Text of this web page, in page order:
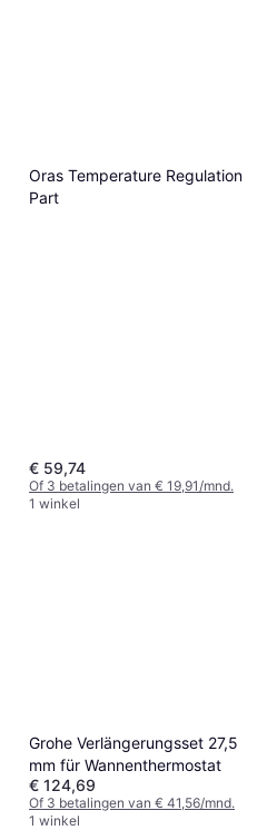
Oras Temperature Regulation
Part
€ 59,74
Of 3 betalingen van € 19,91/mnd.
1 winkel
Grohe Verlängerungsset 27,5
mm für Wannenthermostat
€ 124,69
Of 3 betalingen van € 41,56/mnd.
1 winkel